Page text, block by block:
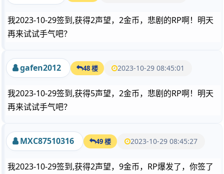
我2023-10-29签到,获得2声望，2金币，悲剧的RP啊！明天
再来试试手气吧？
gafen2012 48 楼 2023-10-29 08:45:01
我2023-10-29签到,获得5声望，2金币，悲剧的RP啊！明天
再来试试手气吧？
MXC87510316 49 楼 2023-10-29 08:45:27
我2023-10-29签到,获得2声望，9金币，RP爆发了，你签了